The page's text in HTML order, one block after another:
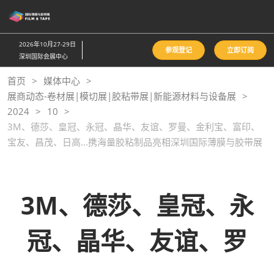
接
跳
至
内
容
2026年10月27-29日
深圳国际会展中心
参观登记 立即订阅
首页
媒体中心
展商动态-卷材展|模切展|胶粘带展|新能源材料与设备展
2024
10
3M、德莎、皇冠、永冠、晶华、友谊、罗曼、金利宝、富印、
宝友、昌茂、日高...携海量胶粘制品亮相深圳国际薄膜与胶带展
3M、德莎、皇冠、永
冠、晶华、友谊、罗